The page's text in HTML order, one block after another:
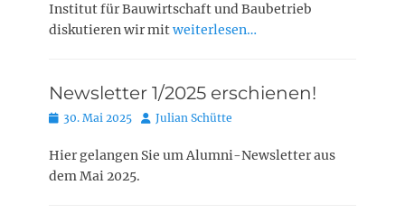
Institut für Bauwirtschaft und Baubetrieb
diskutieren wir mitweiterlesen…
Newsletter 1/2025 erschienen!
Posted
30. Mai 2025 AutorJulian Schütte
Hier gelangen Sie um Alumni-Newsletter aus
dem Mai 2025.